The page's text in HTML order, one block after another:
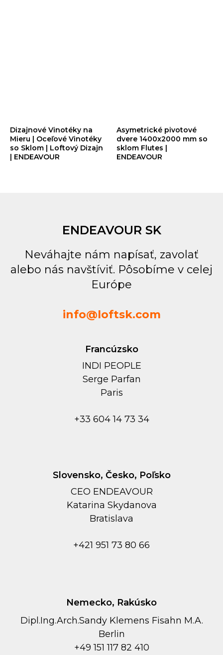
Dizajnové Vinotéky na
Mieru | Oceľové Vinotéky
so Sklom | Loftový Dizajn
| ENDEAVOUR
Asymetrické pivotové
dvere 1400x2000 mm so
sklom Flutes |
ENDEAVOUR
ENDEAVOUR SK
Neváhajte nám napísať, zavolať
alebo nás navštíviť. Pôsobíme v celej
Európe
info@loftsk.com
Francúzsko
INDI PEOPLE
Serge Parfan
Paris
+33 604 14 73 34
Slovensko, Česko, Poľsko
CEO ENDEAVOUR
Kаtarina Skydanova
Bratislava
+421 951 73 80 66
Nemecko, Rakúsko
Dipl.Ing.Arch.Sandy Klemens Fisahn M.A.
Berlin
+49 151 117 82 410